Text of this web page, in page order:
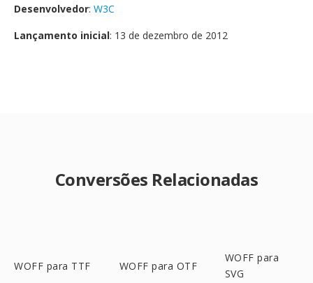
Desenvolvedor: W3C
Lançamento inicial: 13 de dezembro de 2012
Conversões Relacionadas
WOFF para TTF WOFF para OTF
WOFF para
SVG